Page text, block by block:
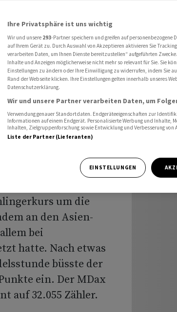
folgt Asien-Korrektur nach unten
folgt Asien-
unten
unter die Marke
Der deutsche
um die
an den Asien-
bei
hatte. Nach etwas
büsste der
ein. Der MDax
auf 32.055 Zähler.
Ihre Privatsphäre ist uns wichtig
Wir und unsere 293-Partner speichern und greifen auf personenbezogene
auf Ihrem Gerät zu. Durch Auswahl von Akzeptieren aktivieren Sie
verarbeiten Daten, um Ihnen Dienste bereitzustellen“ aufgeführten
Inhalte und Anzeigen möglicherweise nicht mehr so relevant für Sie. Sie
Einstellungen zu ändern oder Ihre Einwilligung zu widerrufen, indem Sie
Rand der Webseite klicken. Ihre Einstellungen gelten innerhalb unseres
Datenschutzerklärung.
Wir und unsere Partner verarbeiten Daten, um
Verwendung genauer Standortdaten. Endgeräteeigenschaften zur
Informationen auf einem Endgerät. Personalisierte Werbung und Inhalte,
Inhalten, Zielgruppenforschung sowie Entwicklung und Verbesserung von
Liste der Partner (Lieferanten)
EINSTELLUNGEN